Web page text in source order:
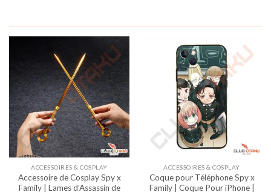
ACCESSOIRES & COSPLAY
Accessoire de Cosplay Spy x
Family | Lames d’Assassin de
ACCESSOIRES & COSPLAY
Coque pour Téléphone Spy x
Family | Coque Pour iPhone |